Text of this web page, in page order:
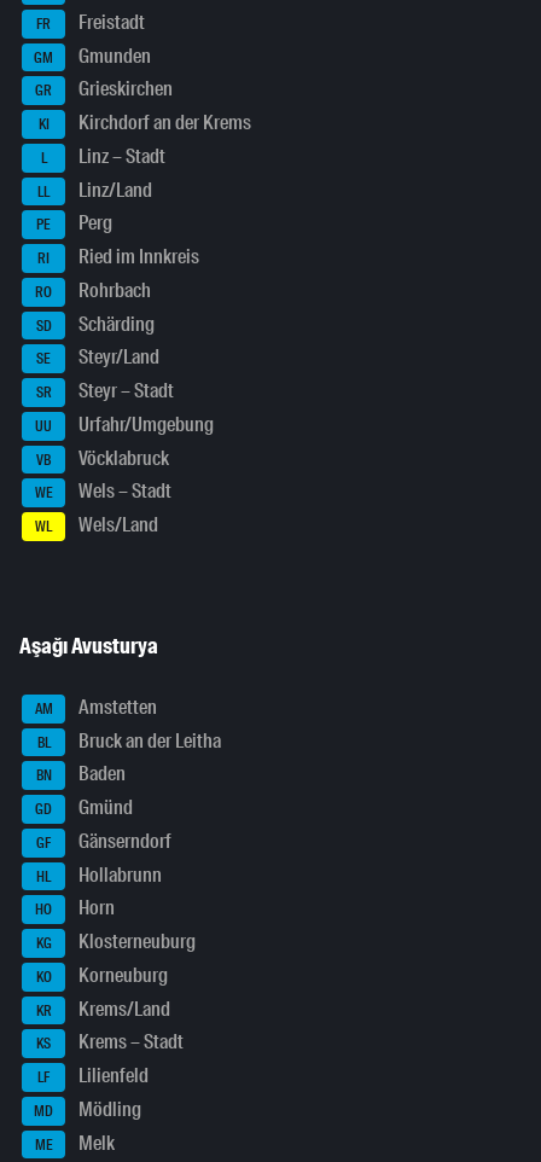
FR Freistadt
GM Gmunden
GR Grieskirchen
KI Kirchdorf an der Krems
L Linz – Stadt
LL Linz/Land
PE Perg
RI Ried im Innkreis
RO Rohrbach
SD Schärding
SE Steyr/Land
SR Steyr – Stadt
UU Urfahr/Umgebung
VB Vöcklabruck
WE Wels – Stadt
WL Wels/Land
Aşağı Avusturya
AM Amstetten
BL Bruck an der Leitha
BN Baden
GD Gmünd
GF Gänserndorf
HL Hollabrunn
HO Horn
KG Klosterneuburg
KO Korneuburg
KR Krems/Land
KS Krems – Stadt
LF Lilienfeld
MD Mödling
ME Melk